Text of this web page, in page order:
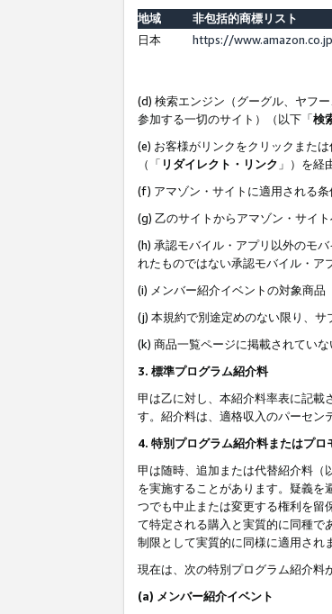
地域
非包括的商標リスト
日本
https://
(d) 検索エンジン（グーグル、ヤフ
参加する一切のサイト）（以下「検
(e) お客様がリンクをクリックまた
（「 リダイレクト・リンク 」）を経
(f) アマゾン・サイトに適用される条
(g) 乙のサイトからアマゾン・サイ
(h) 承認モバイル・アプリ以外のモ
れたものではない承認モバイル・ア
(i) メンバー紹介イベントの対象商品
(j) 本規約で別途定めのない限り、
(k) 商品一覧ページに掲載されてい
3. 標準プログラム紹介料
甲は乙に対し、本紹介料率表に記載
す。紹介料は、適格収入のパーセン
4. 特別プログラム紹介料またはプロ
甲は随時、追加または代替紹介料（
を実施することがあります。疑義
つでも中止または変更する権利を留
て特定される購入と実質的に同種で
制限として実質的に同様に適用され
現在は、次の特別プログラム紹介料
(a) メンバー紹介イベント